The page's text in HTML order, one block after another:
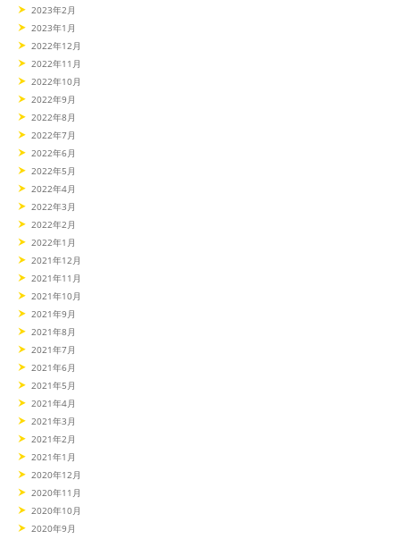
2023年2月
2023年1月
2022年12月
2022年11月
2022年10月
2022年9月
2022年8月
2022年7月
2022年6月
2022年5月
2022年4月
2022年3月
2022年2月
2022年1月
2021年12月
2021年11月
2021年10月
2021年9月
2021年8月
2021年7月
2021年6月
2021年5月
2021年4月
2021年3月
2021年2月
2021年1月
2020年12月
2020年11月
2020年10月
2020年9月